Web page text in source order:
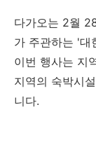
다가오는 2월
가 주관하는 '대
이번 행사는 지
지역의 숙박시
니다.